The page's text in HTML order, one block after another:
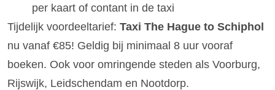
per kaart of contant in de taxi
Tijdelijk voordeeltarief: Taxi The Hague to Schiphol
nu vanaf €85! Geldig bij minimaal 8 uur vooraf
boeken. Ook voor omringende steden als Voorburg,
Rijswijk, Leidschendam en Nootdorp.